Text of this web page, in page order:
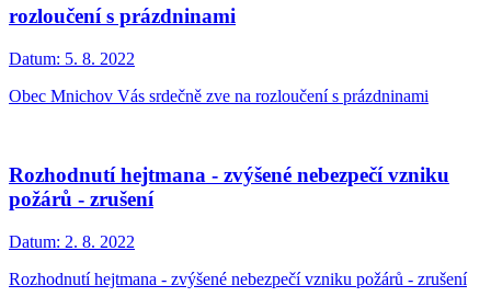
rozloučení s prázdninami
Datum: 5. 8. 2022
Obec Mnichov Vás srdečně zve na rozloučení s prázdninami
Rozhodnutí hejtmana - zvýšené nebezpečí vzniku
požárů - zrušení
Datum: 2. 8. 2022
Rozhodnutí hejtmana - zvýšené nebezpečí vzniku požárů - zrušení